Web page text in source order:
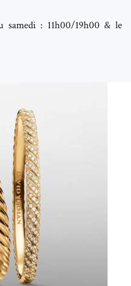
: 11h00/19h00 & le